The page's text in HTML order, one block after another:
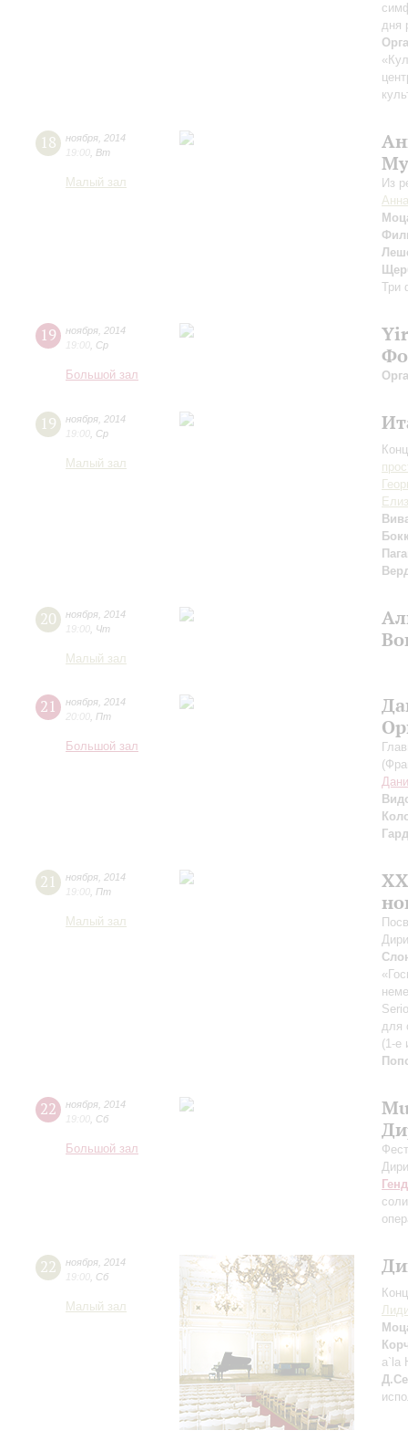
дня
18 ноября 2014
19:00 Вт
Малый зал
Из
Три
19 ноября 2014
19:00 Ср
Большой зал
19 ноября 2014
19:00 Ср
Малый зал
20 ноября 2014
19:00 Чт
Малый зал
21 ноября 2014
20:00 Пт
Большой зал
21 ноября 2014
19:00 Пт
Малый зал
для
(1-е
22 ноября 2014
19:00 Сб
Большой зал
22 ноября 2014
19:00 Сб
Малый зал
a`la